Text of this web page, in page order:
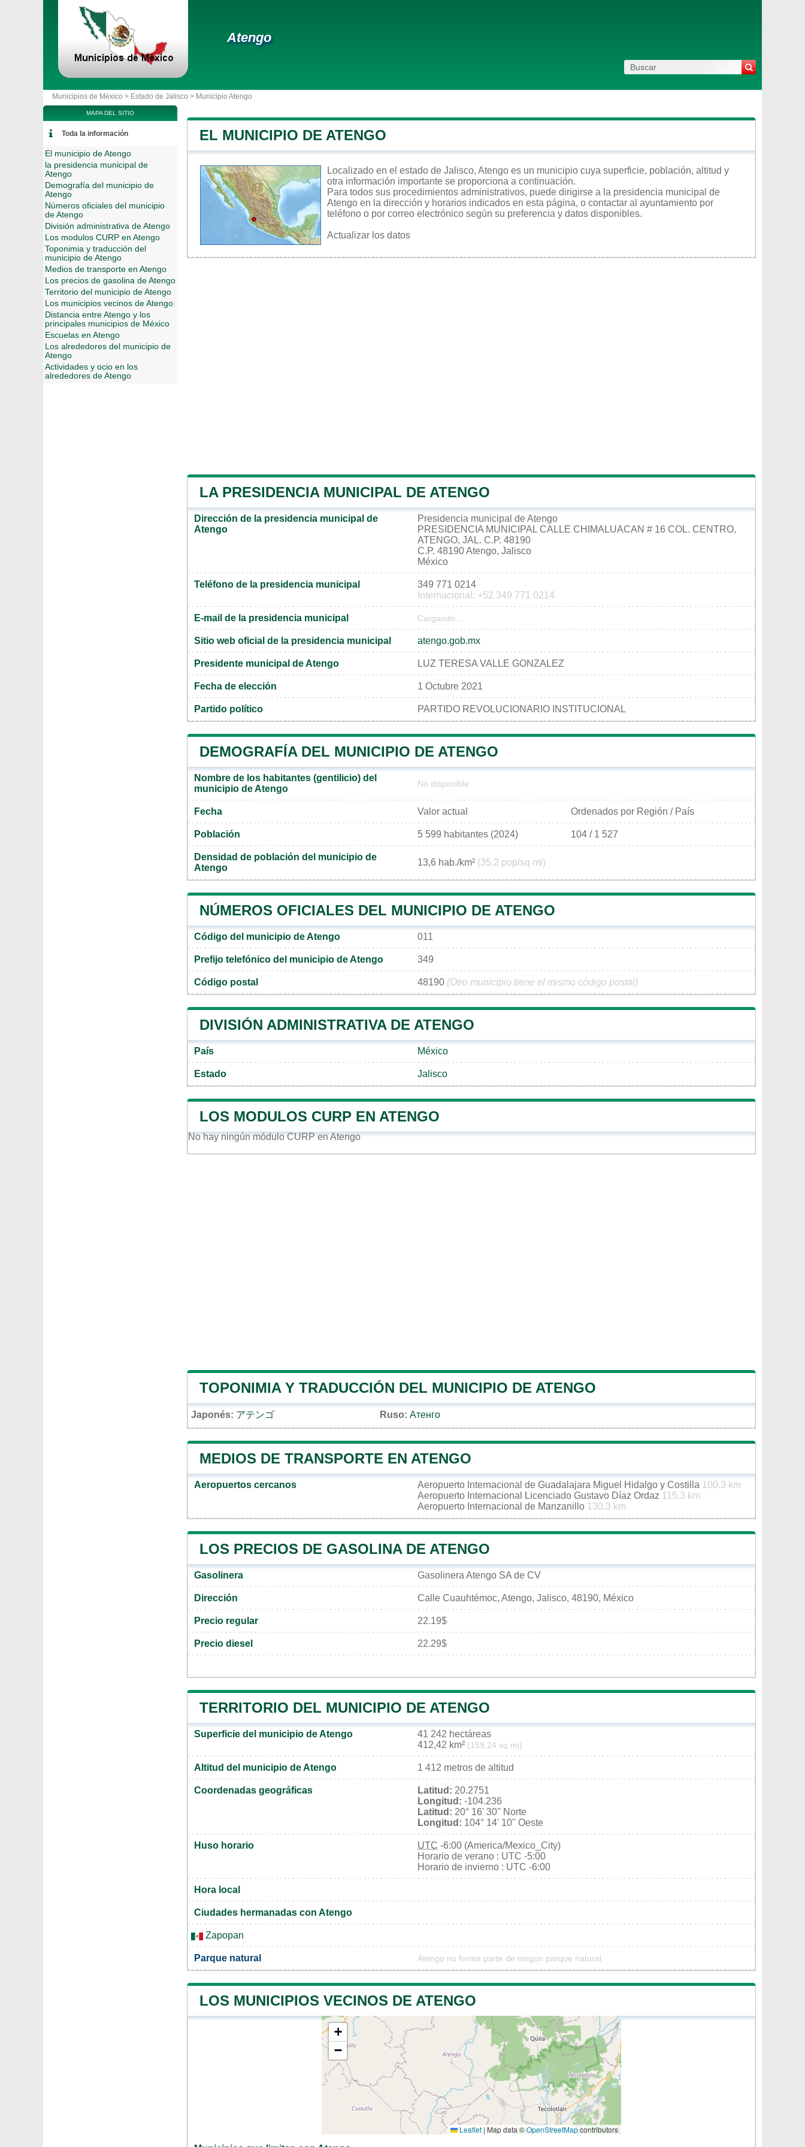
Atengo
Municipios de México > Estado de Jalisco > Municipio Atengo
EL MUNICIPIO DE ATENGO
Localizado en el estado de Jalisco, Atengo es un municipio cuya superficie, población, altitud y
otra información importante se proporciona a continuación.
Para todos sus procedimientos administrativos, puede dirigirse a la presidencia municipal de
Atengo en la dirección y horarios indicados en esta página, o contactar al ayuntamiento por
teléfono o por correo electrónico según su preferencia y datos disponibles.
Actualizar los datos
LA PRESIDENCIA MUNICIPAL DE ATENGO
Dirección de la presidencia municipal de
Atengo
Presidencia municipal de Atengo
PRESIDENCIA MUNICIPAL CALLE CHIMALUACAN # 16 COL. CENTRO,
ATENGO, JAL. C.P. 48190
C.P. 48190 Atengo, Jalisco
México
Teléfono de la presidencia municipal
349 771 0214
Internacional: +52 349 771 0214
E-mail de la presidencia municipal Cargando...
Sitio web oficial de la presidencia municipal atengo.gob.mx
Presidente municipal de Atengo LUZ TERESA VALLE GONZALEZ
Fecha de elección 1 Octubre 2021
Partido político PARTIDO REVOLUCIONARIO INSTITUCIONAL
DEMOGRAFÍA DEL MUNICIPIO DE ATENGO
Nombre de los habitantes (gentilicio) del
municipio de Atengo
No disponible
Fecha Valor actual Ordenados por Región / País
Población 5 599 habitantes (2024) 104 / 1 527
Densidad de población del municipio de
Atengo
13,6 hab./km² (35,2 pop/sq mi)
NÚMEROS OFICIALES DEL MUNICIPIO DE ATENGO
Código del municipio de Atengo 011
Prefijo telefónico del municipio de Atengo 349
Código postal 48190 (Otro municipio tiene el mismo código postal)
DIVISIÓN ADMINISTRATIVA DE ATENGO
País México
Estado Jalisco
LOS MODULOS CURP EN ATENGO
No hay ningún módulo CURP en Atengo
TOPONIMIA Y TRADUCCIÓN DEL MUNICIPIO DE ATENGO
Japonés: アテンゴ Ruso: Атенго
MEDIOS DE TRANSPORTE EN ATENGO
Aeropuertos cercanos Aeropuerto Internacional de Guadalajara Miguel Hidalgo y Costilla 100.3 km
Aeropuerto Internacional Licenciado Gustavo Díaz Ordaz 115.3 km
Aeropuerto Internacional de Manzanillo 130.3 km
LOS PRECIOS DE GASOLINA DE ATENGO
Gasolinera Gasolinera Atengo SA de CV
Dirección Calle Cuauhtémoc, Atengo, Jalisco, 48190, México
Precio regular 22.19$
Precio diesel 22.29$
TERRITORIO DEL MUNICIPIO DE ATENGO
Superficie del municipio de Atengo
41 242 hectáreas
412,42 km² (159,24 sq mi)
Altitud del municipio de Atengo 1 412 metros de altitud
Coordenadas geográficas Latitud: 20.2751
Longitud: -104.236
Latitud: 20° 16' 30'' Norte
Longitud: 104° 14' 10'' Oeste
Huso horario UTC -6:00 (America/Mexico_City)
Horario de verano : UTC -5:00
Horario de invierno : UTC -6:00
Hora local
Ciudades hermanadas con Atengo
Zapopan
Parque natural Atengo no forma parte de ningún parque natural
LOS MUNICIPIOS VECINOS DE ATENGO
+
−
Leaflet | Map data ©OpenStreetMapcontributors
MAPA DEL SITIO
Toda la información
El municipio de Atengo
la presidencia municipal de
Atengo
Demografía del municipio de
Atengo
Números oficiales del municipio
de Atengo
División administrativa de Atengo
Los modulos CURP en Atengo
Toponimia y traducción del
municipio de Atengo
Medios de transporte en Atengo
Los precios de gasolina de Atengo
Territorio del municipio de Atengo
Los municipios vecinos de Atengo
Distancia entre Atengo y los
principales municipios de México
Escuelas en Atengo
Los alrededores del municipio de
Atengo
Actividades y ocio en los
alrededores de Atengo